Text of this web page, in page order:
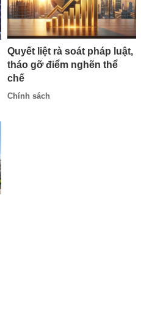
Quyết liệt rà soát pháp luật,
tháo gỡ điểm nghẽn thể
chế
Chính sách